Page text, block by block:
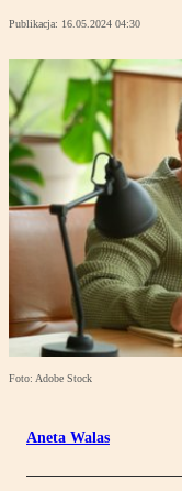
Publikacja: 16.05.2024 04:30
Foto: Adobe Stock
Aneta Walas